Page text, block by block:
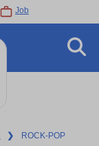
Job
❯ ROCK-POP